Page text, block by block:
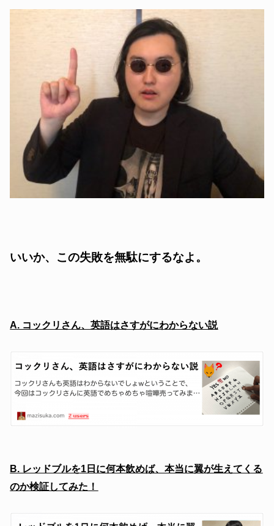
いいか、この失敗を無駄にするなよ。
A. コックリさん、英語はさすがにわからない説
B. レッドブルを1日に何本飲めば、本当に翼が生えてくる
のか検証してみた！